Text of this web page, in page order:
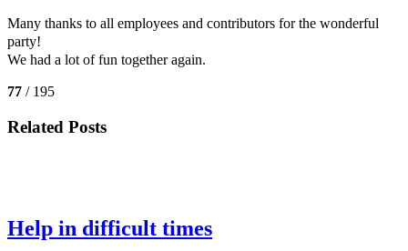
Many thanks to all employees and contributors for the wonderful
party!
We had a lot of fun together again.
77 / 195
Related Posts
Help in difficult times